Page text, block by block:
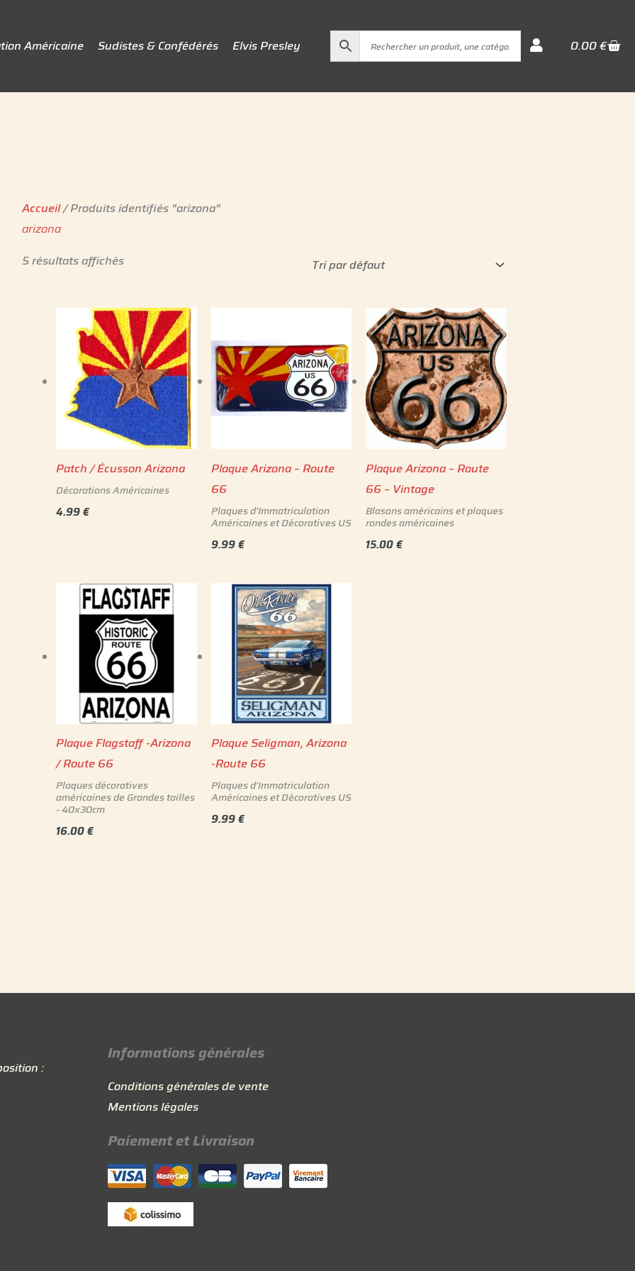
Américaine Sudistes & Confédérés Elvis Presley 0.00€Cart
Accueil/ Produits identifiés “arizona”
arizona
5 résultats affichés
Patch / Écusson Arizona
Décorations Américaines
4.99€
Plaque Arizona – Route
66
Plaques d'Immatriculation
Américaines et Décoratives US
9.99€
Plaque Arizona – Route
66 – Vintage
Blasons américains et plaques
rondes américaines
15.00€
Plaque Flagstaff -Arizona
/ Route 66
Plaques décoratives
américaines de Grandes tailles
- 40x30cm
16.00€
Plaque Seligman, Arizona
-Route 66
Plaques d'Immatriculation
Américaines et Décoratives US
9.99€
:
Informations générales
Conditions générales de vente
Mentions légales
Paiement et Livraison